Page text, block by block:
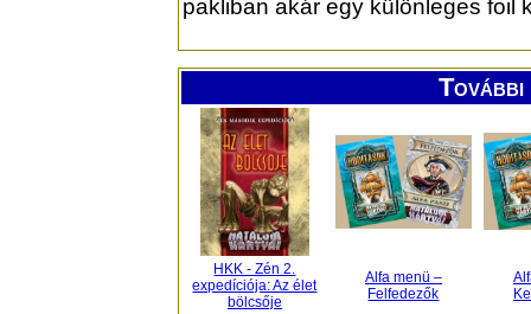
pakliban akár egy különleges foil
HKK - Zén 2.
expedíciója: Az élet
bölcsője
Alfa menü –
Felfedezők